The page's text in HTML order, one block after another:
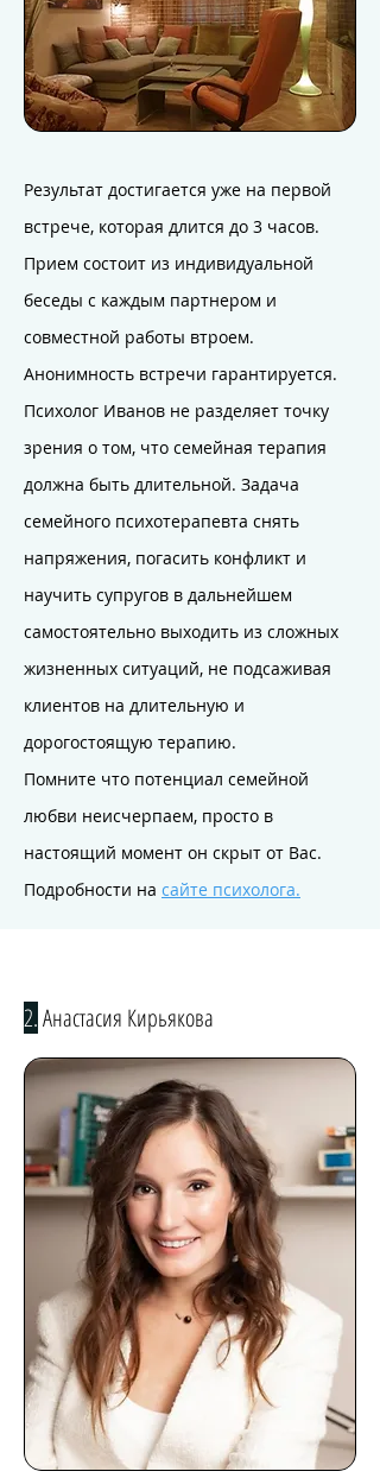
Результат достигается уже на первой
встрече, которая длится до 3 часов.
Прием состоит из индивидуальной
беседы с каждым партнером и
совместной работы втроем.
Анонимность встречи гарантируется.
Психолог Иванов не разделяет точку
зрения о том, что семейная терапия
должна быть длительной. Задача
семейного психотерапевта снять
напряжения, погасить конфликт и
научить супругов в дальнейшем
самостоятельно выходить из сложных
жизненных ситуаций, не подсаживая
клиентов на длительную и
дорогостоящую терапию.
Помните что потенциал семейной
любви неисчерпаем, просто в
настоящий момент он скрыт от Вас.
Подробности на сайте психолога.
2.Анастасия Кирьякова